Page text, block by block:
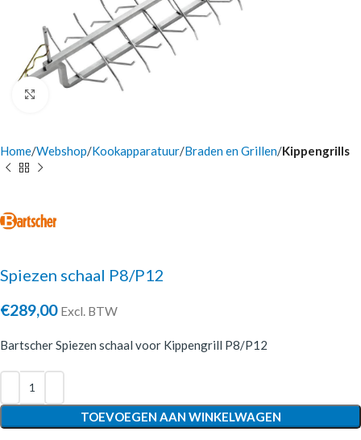
Click to enlarge
Home Webshop Kookapparatuur Braden en Grillen Kippengrills
Spiezen schaal P8/P12
€289,00 Excl. BTW
Bartscher Spiezen schaal voor Kippengrill P8/P12
TOEVOEGEN AAN WINKELWAGEN